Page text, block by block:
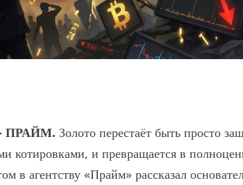
ПРАЙМ. Золото перестаёт быть просто
котировками, и превращается в
в агентству «Прайм» рассказал